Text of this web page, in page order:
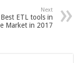
Next
ETL tools in
Market in 2017